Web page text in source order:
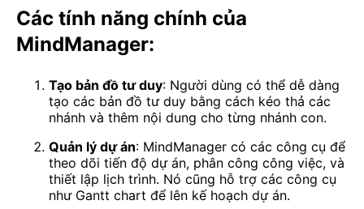
Các tính năng chính của
MindManager:
Tạo bản đồ tư duy: Người dùng có thể dễ dàng
tạo các bản đồ tư duy bằng cách kéo thả các
nhánh và thêm nội dung cho từng nhánh con.
Quản lý dự án: MindManager có các công cụ để
theo dõi tiến độ dự án, phân công công việc, và
thiết lập lịch trình. Nó cũng hỗ trợ các công cụ
như Gantt chart để lên kế hoạch dự án.